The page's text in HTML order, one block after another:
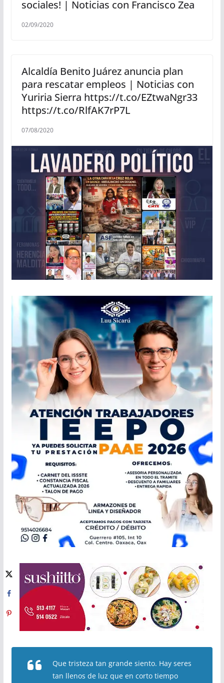
sociales! | Noticias con Francisco Zea
02/09/2020
Alcaldía Benito Juárez anuncia plan
para rescatar empleos | Noticias con
Yuriria Sierra https://t.co/EZtwaNgr33
https://t.co/RlfAK7rP7L
07/08/2020
Que tristeza tan grande siento. Hay seres
tan llenos de luz que en corto tiempo